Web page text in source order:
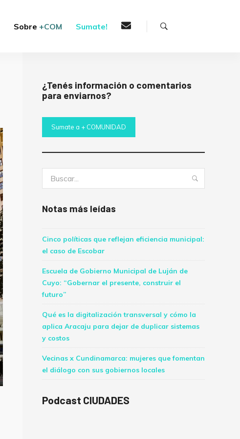
Sobre+COM Sumate!
¿Tenés información o comentarios
para enviarnos?
Sumate a + COMUNIDAD
Notas más leídas
Cinco políticas que reflejan eficiencia municipal:
el caso de Escobar
Escuela de Gobierno Municipal de Luján de
Cuyo: “Gobernar el presente, construir el
futuro”
Qué es la digitalización transversal y cómo la
aplica Aracaju para dejar de duplicar sistemas
y costos
Vecinas x Cundinamarca: mujeres que fomentan
el diálogo con sus gobiernos locales
Podcast CIUDADES